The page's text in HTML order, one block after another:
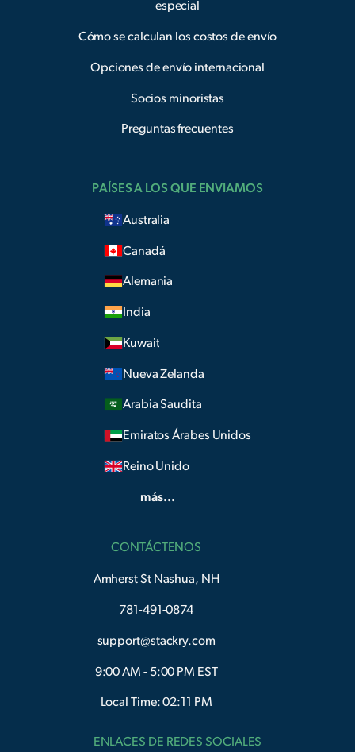
especial
Cómo se calculan los costos de envío
Opciones de envío internacional
Socios minoristas
Preguntas frecuentes
PAÍSES A LOS QUE ENVIAMOS
Australia
Canadá
Alemania
India
Kuwait
Nueva Zelanda
Arabia Saudita
Emiratos Árabes Unidos
Reino Unido
más...
CONTÁCTENOS
Amherst St Nashua, NH
781-491-0874
support@stackry.com
9:00 AM - 5:00 PM EST
Local Time: 02:11 PM
ENLACES DE REDES SOCIALES